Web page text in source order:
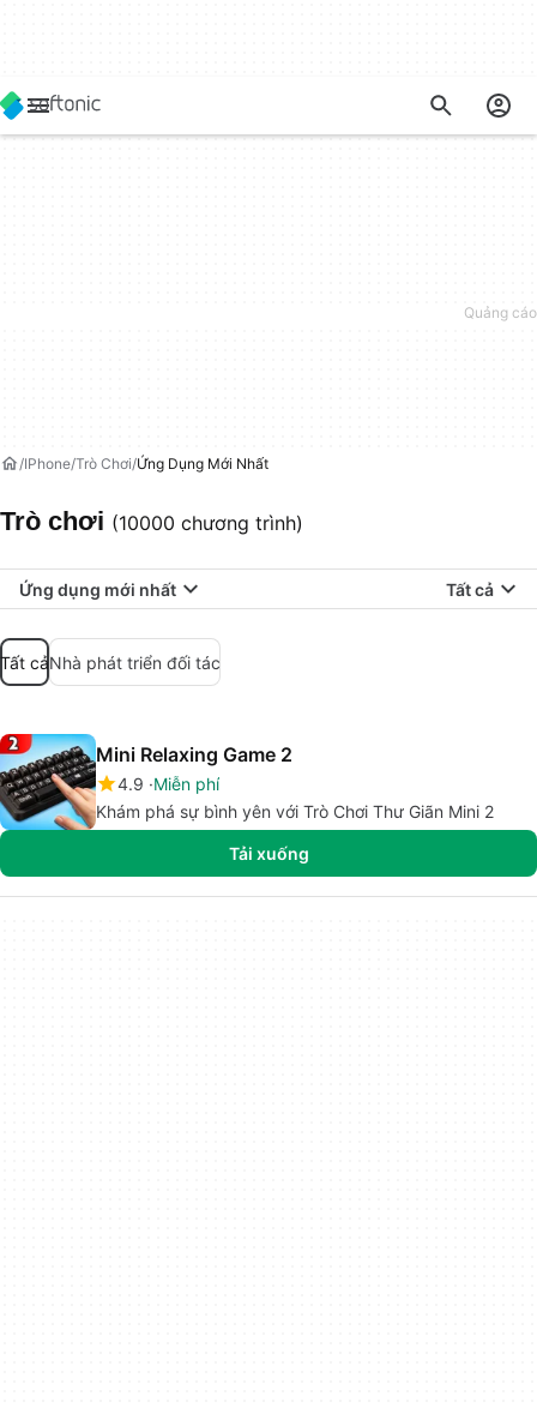
IPhone Trò Chơi Ứng Dụng Mới Nhất
Trò chơi (10000 chương trình)
Ứng dụng mới nhất Tất cả
Tất cảNhà phát triển đối tác
Mini Relaxing Game 2
4.9 Miễn phí
Khám phá sự bình yên với Trò Chơi Thư Giãn Mini 2
Tải xuống